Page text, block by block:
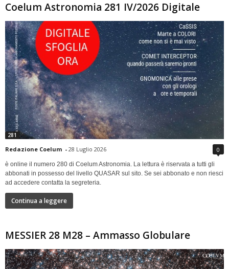
Coelum Astronomia 281 IV/2026 Digitale
281
Redazione Coelum - 28 Luglio 2026 0
è online il numero 280 di Coelum Astronomia. La lettura è riservata a tutti gli
abbonati in possesso del livello QUASAR sul sito. Se sei abbonato e non riesci
ad accedere contatta la segreteria.
Continua a leggere
MESSIER 28 M28 – Ammasso Globulare